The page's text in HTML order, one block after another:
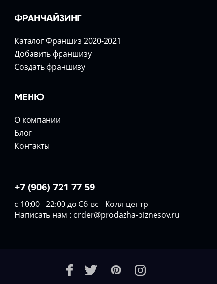
ФРАНЧАЙЗИНГ
Каталог Франшиз 2020-2021
Добавить франшизу
Создать франшизу
МЕНЮ
О компании
Блог
Контакты
+7 (906) 721 77 59
с 10:00 - 22:00 до Сб-вс - Колл-центр
Написать нам : order@prodazha-biznesov.ru